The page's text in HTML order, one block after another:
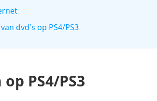
dvd's op PS4/PS3
PS4/PS3